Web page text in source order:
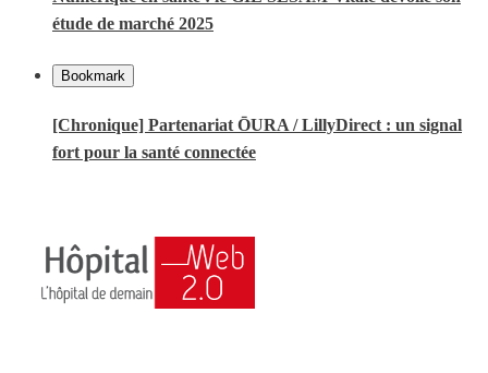
étude de marché 2025
Bookmark
[Chronique] Partenariat ŌURA / LillyDirect : un signal
fort pour la santé connectée